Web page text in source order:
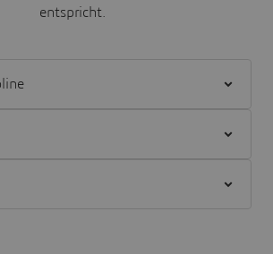
entspricht.